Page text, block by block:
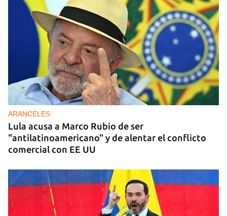
ARANCELES
Lula acusa a Marco Rubio de ser
"antilatinoamericano" y de alentar el conflicto
comercial con EE UU